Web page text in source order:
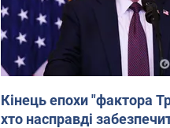
Кінець епохи "фактора
хто насправді